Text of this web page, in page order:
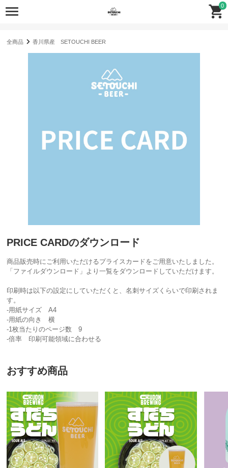
0
全商品 香川県産 SETOUCHI BEER
PRICE CARDのダウンロード
商品販売時にご利用いただけるプライスカードをご用意いたしました。
「ファイルダウンロード」より一覧をダウンロードしていただけます。
印刷時は以下の設定にしていただくと、名刺サイズくらいで印刷されま
す。
-用紙サイズ A4
-用紙の向き 横
-1枚当たりのページ数 9
-倍率 印刷可能領域に合わせる
おすすめ商品